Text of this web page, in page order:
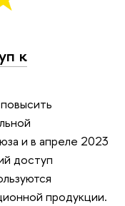
к
и в апреле 2023
доступ
продукции.